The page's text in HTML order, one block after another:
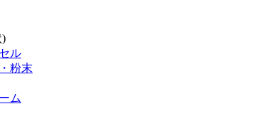
)
ル
粉末
ム